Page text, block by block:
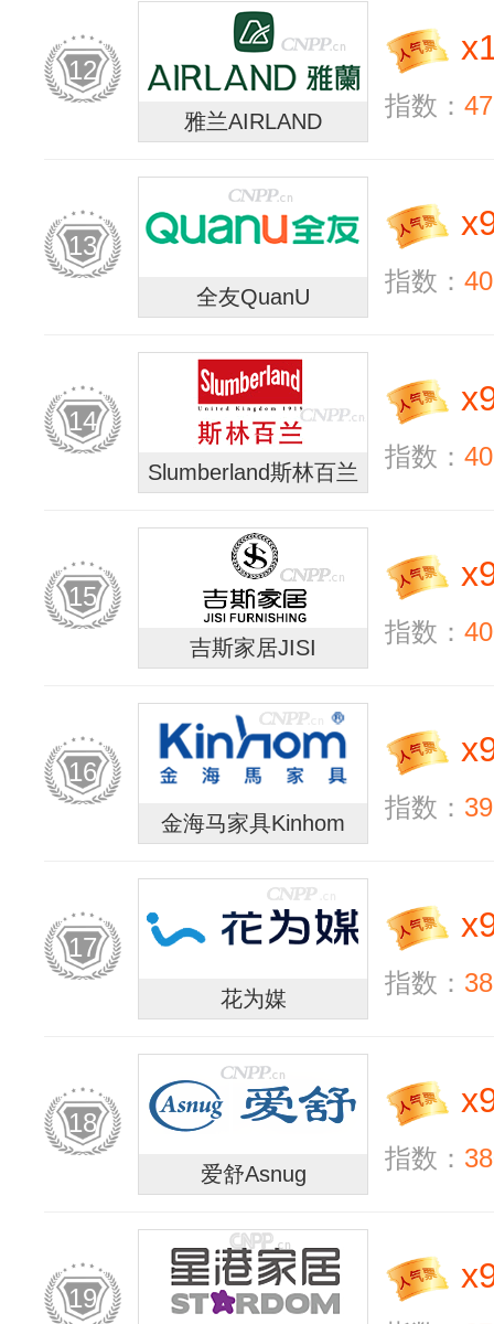
12
雅兰AIRLAND
x
指数：
13
全友QuanU
x
指数：
14
Slumberland斯林百兰
x
指数：
15
吉斯家居JISI
x
指数：
16
金海马家具Kinhom
x
指数：
17
花为媒
x
指数：
18
爱舒Asnug
x
指数：
19
x